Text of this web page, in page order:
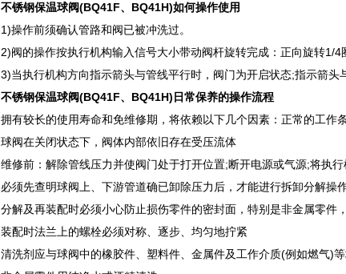
不锈钢保温球阀(BQ41F、BQ41H)如何操作使用
1)操作前须确认管路和阀已被冲洗过。
2)阀的操作按执行机构输入信号大小带动阀杆旋转完成：正向旋转1/4
3)当执行机构方向指示箭头与管线平行时，阀门为开启状态;指示箭头
不锈钢保温球阀(BQ41F、BQ41H)日常保养的操作流程
拥有较长的使用寿命和免维修期，将依赖以下几个因素：正常的工作
球阀在关闭状态下，阀体内部依旧存在受压流体
维修前：解除管线压力并使阀门处于打开位置;断开电源或气源;将执
必须先查明球阀上、下游管道确已卸除压力后，才能进行拆卸分解操
分解及再装配时必须小心防止损伤零件的密封面，特别是非金属零件
装配时法兰上的螺栓必须对称、逐步、均匀地拧紧
清洗剂应与球阀中的橡胶件、塑料件、金属件及工作介质(例如燃气)